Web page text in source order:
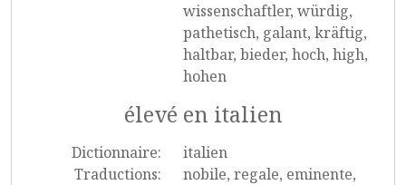
wissenschaftler, würdig,
pathetisch, galant, kräftig,
haltbar, bieder, hoch, high,
hohen
élevé en italien
Dictionnaire:
italien
Traductions:
nobile, regale, eminente,